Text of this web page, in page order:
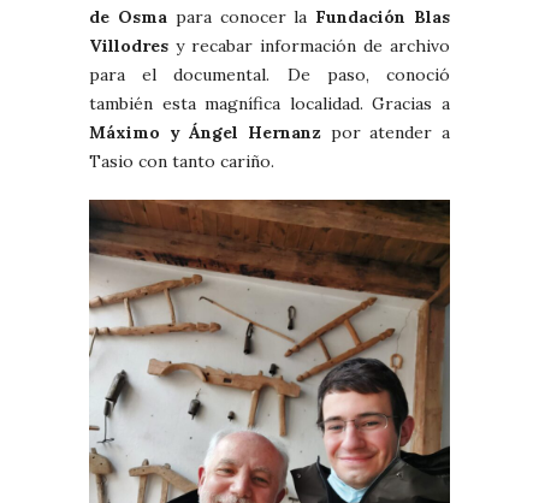
de Osmapara conocer la Fundación Blas
Villodres y recabar información de archivo
para el documental. De paso, conoció
también esta magnífica localidad. Gracias a
Máximo y Ángel Hernanz por atender a
Tasio con tanto cariño.